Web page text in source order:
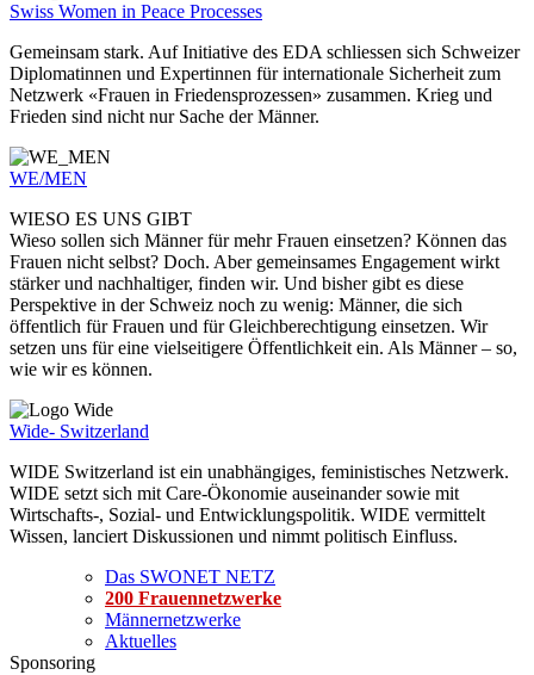
Swiss Women in Peace Processes
Gemeinsam stark. Auf Initiative des EDA schliessen sich Schweizer
Diplomatinnen und Expertinnen für internationale Sicherheit zum
Netzwerk «Frauen in Friedensprozessen» zusammen. Krieg und
Frieden sind nicht nur Sache der Männer.
WE/MEN
WIESO ES UNS GIBT
Wieso sollen sich Männer für mehr Frauen einsetzen? Können das
Frauen nicht selbst? Doch. Aber gemeinsames Engagement wirkt
stärker und nachhaltiger, finden wir. Und bisher gibt es diese
Perspektive in der Schweiz noch zu wenig: Männer, die sich
öffentlich für Frauen und für Gleichberechtigung einsetzen. Wir
setzen uns für eine vielseitigere Öffentlichkeit ein. Als Männer – so,
wie wir es können.
Wide- Switzerland
WIDE Switzerland ist ein unabhängiges, feministisches Netzwerk.
WIDE setzt sich mit Care-Ökonomie auseinander sowie mit
Wirtschafts-, Sozial- und Entwicklungspolitik. WIDE vermittelt
Wissen, lanciert Diskussionen und nimmt politisch Einfluss.
Das SWONET NETZ
200 Frauen­netzwerke
Männernetzwerke
Aktuelles
Sponsoring